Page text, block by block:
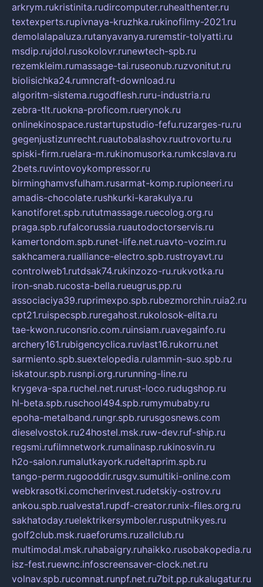
arkrym.rukristinita.rudircomputer.ruhealthenter.ru
textexperts.rupivnaya-kruzhka.rukinofilmy-2021.ru
demolalapaluza.rutanyavanya.ruremstir-tolyatti.ru
msdip.rujdol.rusokolovr.runewtech-spb.ru
rezemkleim.rumassage-tai.ruseonub.ruzvonitut.ru
biolisichka24.rumncraft-download.ru
algoritm-sistema.rugodflesh.ruru-industria.ru
zebra-tlt.ruokna-proficom.ruerynok.ru
onlinekinospace.rustartupstudio-fefu.ruzarges-ru.ru
gegenjustizunrecht.ruautobalashov.ruutrovortu.ru
spiski-firm.ruelara-m.rukinomusorka.rumkcslava.ru
2bets.ruvintovoykompressor.ru
birminghamvsfulham.rusarmat-komp.rupioneeri.ru
amadis-chocolate.rushkurki-karakulya.ru
kanotiforet.spb.rututmassage.ruecolog.org.ru
praga.spb.rufalcorussia.ruautodoctorservis.ru
kamertondom.spb.runet-life.net.ruavto-vozim.ru
sakhcamera.rualliance-electro.spb.rustroyavt.ru
controlweb1.rutdsak74.rukinzozo-ru.rukvotka.ru
iron-snab.rucosta-bella.rueugrus.pp.ru
associaciya39.ruprimexpo.spb.rubezmorchin.ruia2.ru
cpt21.ruispecspb.ruregahost.rukolosok-elita.ru
tae-kwon.ruconsrio.com.ruinsiam.ruavegainfo.ru
archery161.rubigencyclica.ruvlast16.rukorru.net
sarmiento.spb.suextelopedia.rulammin-suo.spb.ru
iskatour.spb.rusnpi.org.rurunning-line.ru
krygeva-spa.ruchel.net.rurust-loco.rudugshop.ru
hl-beta.spb.ruschool494.spb.rumymubaby.ru
epoha-metalband.rungr.spb.rurusgosnews.com
dieselvostok.ru24hostel.msk.ruw-dev.ruf-ship.ru
regsmi.rufilmnetwork.rumalinasp.rukinosvin.ru
h2o-salon.rumalutkayork.rudeltaprim.spb.ru
tango-perm.rugooddir.rusgv.sumultiki-online.com
webkrasotki.comcherinvest.rudetskiy-ostrov.ru
ankou.spb.rualvesta1.rupdf-creator.runix-files.org.ru
sakhatoday.ruelektrikersymboler.rusputnikyes.ru
golf2club.msk.ruaeforums.ruzallclub.ru
multimodal.msk.ruhabaigry.ruhaikko.rusobakopedia.ru
isz-fest.ruewnc.infoscreensaver-clock.net.ru
volnav.spb.rucomnat.runpf.net.ru7bit.pp.rukalugatur.ru